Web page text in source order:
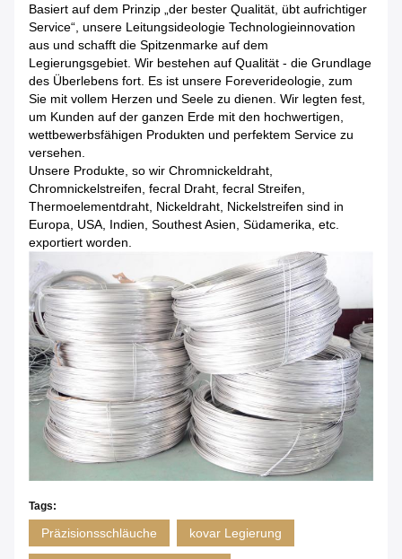
Basiert auf dem Prinzip „der bester Qualität, übt aufrichtiger
Service“, unsere Leitungsideologie Technologieinnovation
aus und schafft die Spitzenmarke auf dem
Legierungsgebiet. Wir bestehen auf Qualität - die Grundlage
des Überlebens fort. Es ist unsere Foreverideologie, zum
Sie mit vollem Herzen und Seele zu dienen. Wir legten fest,
um Kunden auf der ganzen Erde mit den hochwertigen,
wettbewerbsfähigen Produkten und perfektem Service zu
versehen.
Unsere Produkte, so wir Chromnickeldraht,
Chromnickelstreifen, fecral Draht, fecral Streifen,
Thermoelementdraht, Nickeldraht, Nickelstreifen sind in
Europa, USA, Indien, Southest Asien, Südamerika, etc.
exportiert worden.
Tags:
Präzisionsschläuche kovar Legierung